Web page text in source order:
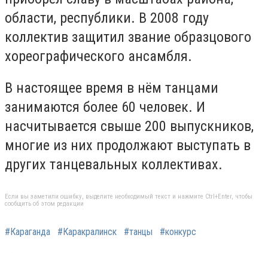
области, республики. В 2008 году
коллектив защитил звание образцового
хореографического ансамбля.
В настоящее время в нём танцами
занимаются более 60 человек. И
насчитывается свыше 200 выпускников,
многие из них продолжают выступать в
других танцевальных коллективах.
Если вы заметили ошибку, выделите необходимый текст и нажмите Ctrl+Enter, чтобы
сообщить об этом редакции
#Караганда #Каракралинск #танцы #конкурс